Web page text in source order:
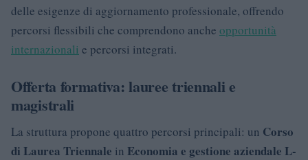
delle esigenze di aggiornamento professionale, offrendo
percorsi flessibili che comprendono anche opportunità
internazionali e percorsi integrati.
Offerta formativa: lauree triennali e
magistrali
La struttura propone quattro percorsi principali: un Corso
di Laurea Triennale in Economia e gestione aziendale L-